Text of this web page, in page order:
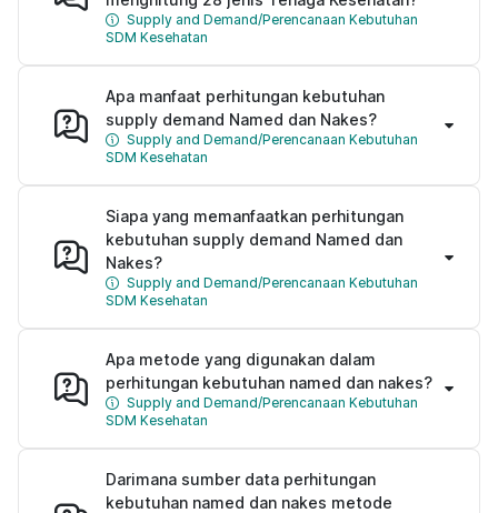
Supply and Demand/Perencanaan Kebutuhan
SDM Kesehatan
Apa manfaat perhitungan kebutuhan
supply demand Named dan Nakes?
Supply and Demand/Perencanaan Kebutuhan
SDM Kesehatan
Siapa yang memanfaatkan perhitungan
kebutuhan supply demand Named dan
Nakes?
Supply and Demand/Perencanaan Kebutuhan
SDM Kesehatan
Apa metode yang digunakan dalam
perhitungan kebutuhan named dan nakes?
Supply and Demand/Perencanaan Kebutuhan
SDM Kesehatan
Darimana sumber data perhitungan
kebutuhan named dan nakes metode